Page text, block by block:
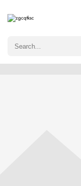
Seuls les clients